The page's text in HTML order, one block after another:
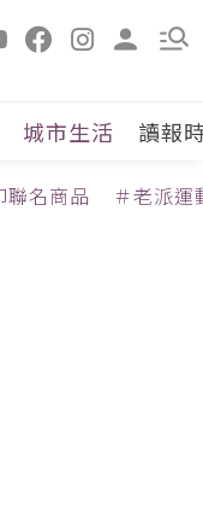
城市生活 讀報
聯名商品 ＃老派運